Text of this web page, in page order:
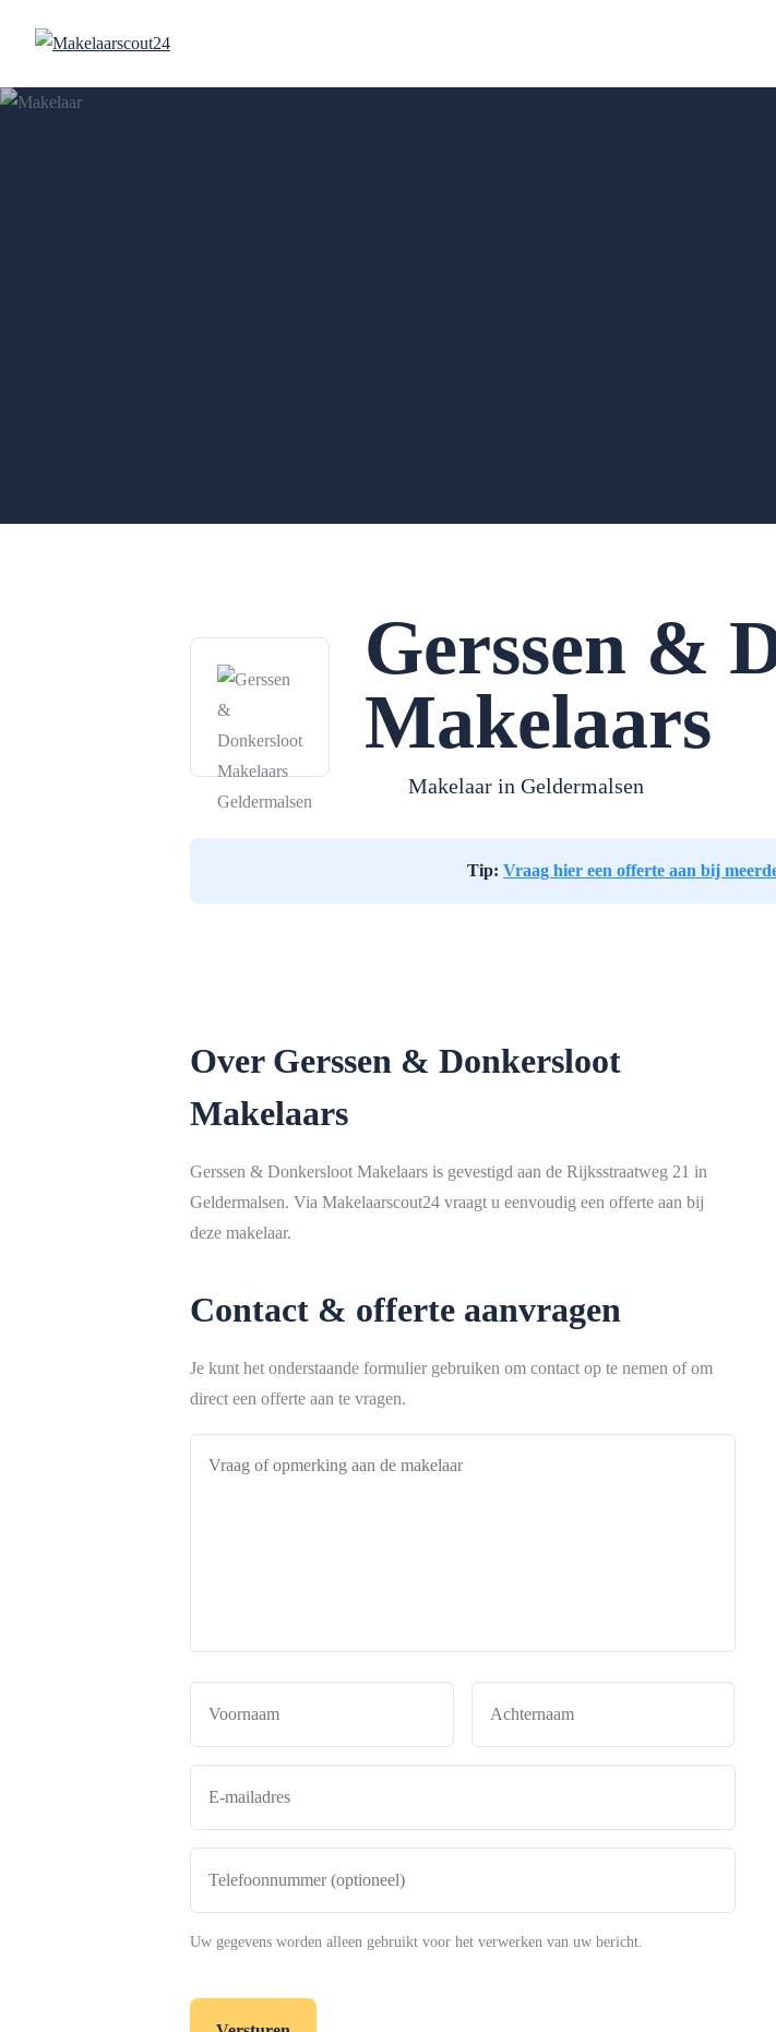
Gerssen &
Makelaars
Makelaar in Geldermalsen
Tip: Vraag hier een offerte aan bij
Over Gerssen & Donkersloot
Makelaars
Gerssen & Donkersloot Makelaars is gevestigd aan de Rijksstraatweg 21 in
Geldermalsen. Via Makelaarscout24 vraagt u eenvoudig een offerte aan bij
deze makelaar.
Contact & offerte aanvragen
Je kunt het onderstaande formulier gebruiken om contact op te nemen of om
direct een offerte aan te vragen.
Uw gegevens worden alleen gebruikt voor het verwerken van uw bericht.